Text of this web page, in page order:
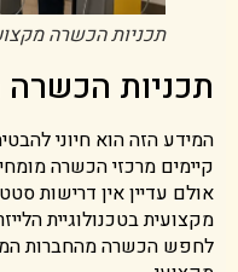
תכניות הכשרה
תכניות
המידע הזה הוא חיוני
קיימים מרכזי הכשרה
אולם עדיין אין דרישות
מקצועית בטכנולוגיית
לחפש הכשרה מהחברות